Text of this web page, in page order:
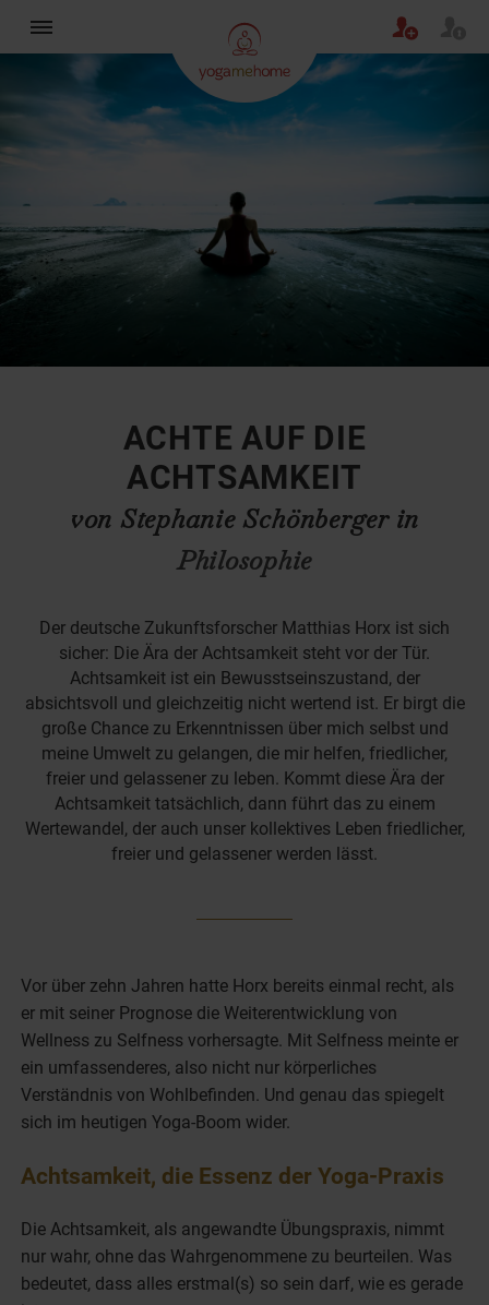
ACHTE AUF DIE
ACHTSAMKEIT
von Stephanie Schönberger in
Philosophie
Der deutsche Zukunftsforscher Matthias Horx ist sich
sicher: Die Ära der Achtsamkeit steht vor der Tür.
Achtsamkeit ist ein Bewusstseinszustand, der
absichtsvoll und gleichzeitig nicht wertend ist. Er birgt die
große Chance zu Erkenntnissen über mich selbst und
meine Umwelt zu gelangen, die mir helfen, friedlicher,
freier und gelassener zu leben. Kommt diese Ära der
Achtsamkeit tatsächlich, dann führt das zu einem
Wertewandel, der auch unser kollektives Leben friedlicher,
freier und gelassener werden lässt.
Vor über zehn Jahren hatte Horx bereits einmal recht, als
er mit seiner Prognose die Weiterentwicklung von
Wellness zu Selfness vorhersagte. Mit Selfness meinte er
ein umfassenderes, also nicht nur körperliches
Verständnis von Wohlbefinden. Und genau das spiegelt
sich im heutigen Yoga-Boom wider.
Achtsamkeit, die Essenz der Yoga-Praxis
Die Achtsamkeit, als angewandte Übungspraxis, nimmt
nur wahr, ohne das Wahrgenommene zu beurteilen. Was
bedeutet, dass alles erstmal(s) so sein darf, wie es gerade
×